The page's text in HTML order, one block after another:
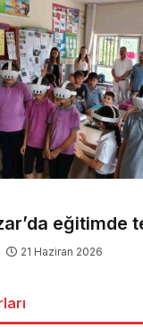
eğitimde
21 Haziran 2026